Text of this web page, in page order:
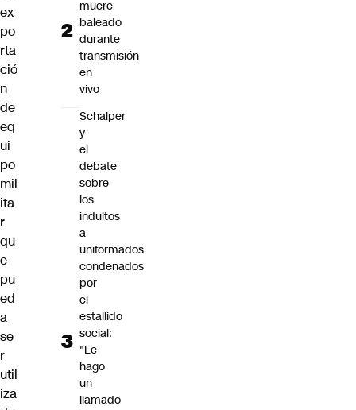
ex
po
rta
ció
n
de
eq
ui
po
mil
ita
r
qu
e
pu
ed
a
se
r
util
iza
muere
baleado
durante
transmisión
en
vivo
Schalper
y
el
debate
sobre
los
indultos
a
uniformados
condenados
por
el
estallido
social:
"Le
hago
un
llamado